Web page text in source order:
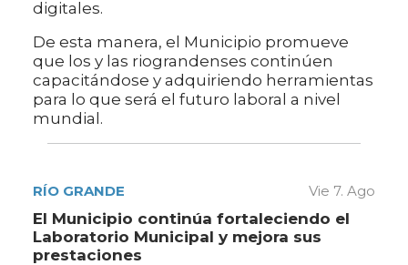
digitales.
De esta manera, el Municipio promueve
que los y las riograndenses continúen
capacitándose y adquiriendo herramientas
para lo que será el futuro laboral a nivel
mundial.
RÍO GRANDE Vie 7. Ago
El Municipio continúa fortaleciendo el
Laboratorio Municipal y mejora sus
prestaciones